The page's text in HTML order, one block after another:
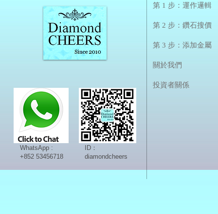
WhatsApp :
+852 53456718
ID：
diamondcheers
第 1 步：運作邏輯
第 2 步：鑽石搜價
第 3 步：添加金屬
關於我們
投資者關係